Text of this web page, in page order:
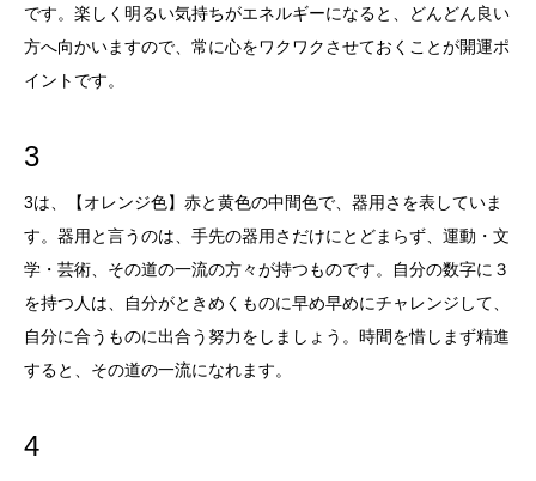
です。楽しく明るい気持ちがエネルギーになると、どんどん良い
方へ向かいますので、常に心をワクワクさせておくことが開運ポ
イントです。
3
3は、【オレンジ色】赤と黄色の中間色で、器用さを表していま
す。器用と言うのは、手先の器用さだけにとどまらず、運動・文
学・芸術、その道の一流の方々が持つものです。自分の数字に３
を持つ人は、自分がときめくものに早め早めにチャレンジして、
自分に合うものに出合う努力をしましょう。時間を惜しまず精進
すると、その道の一流になれます。
4